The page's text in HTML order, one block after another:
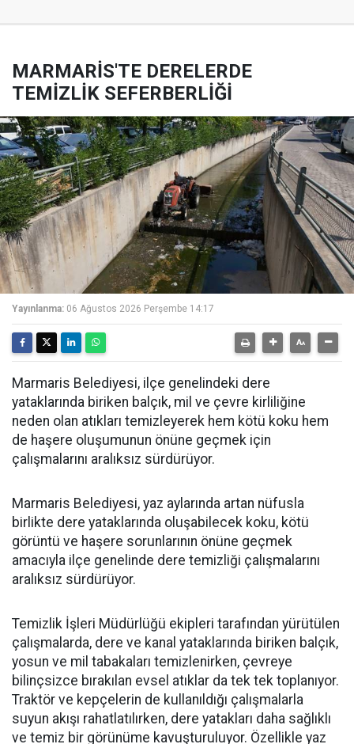
MARMARİS'TE DERELERDE
TEMİZLİK SEFERBERLİĞİ
Yayınlanma: 06 Ağustos 2026 Perşembe 14:17
Marmaris Belediyesi, ilçe genelindeki dere
yataklarında biriken balçık, mil ve çevre kirliliğine
neden olan atıkları temizleyerek hem kötü koku hem
de haşere oluşumunun önüne geçmek için
çalışmalarını aralıksız sürdürüyor.
Marmaris Belediyesi, yaz aylarında artan nüfusla
birlikte dere yataklarında oluşabilecek koku, kötü
görüntü ve haşere sorunlarının önüne geçmek
amacıyla ilçe genelinde dere temizliği çalışmalarını
aralıksız sürdürüyor.
Temizlik İşleri Müdürlüğü ekipleri tarafından yürütülen
çalışmalarda, dere ve kanal yataklarında biriken balçık,
yosun ve mil tabakaları temizlenirken, çevreye
bilinçsizce bırakılan evsel atıklar da tek tek toplanıyor.
Traktör ve kepçelerin de kullanıldığı çalışmalarla
suyun akışı rahatlatılırken, dere yatakları daha sağlıklı
ve temiz bir görünüme kavuşturuluyor. Özellikle yaz